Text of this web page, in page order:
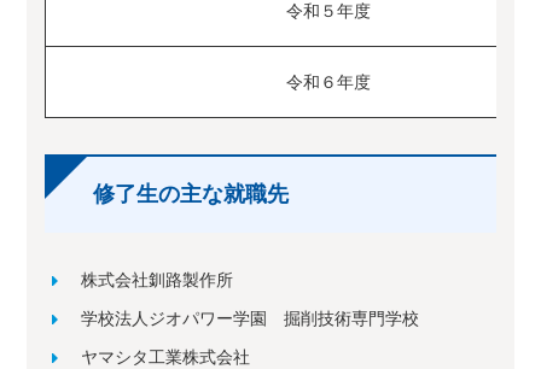
令和５年度
令和６年度
修了生の主な就職先
株式会社釧路製作所
学校法人ジオパワー学園 掘削技術専門学校
ヤマシタ工業株式会社